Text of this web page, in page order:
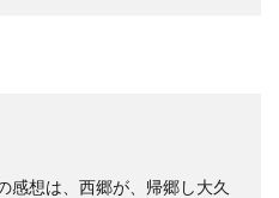
感想は、西郷が、帰郷し大久